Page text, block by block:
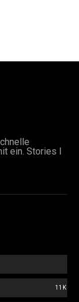
ein. Stories I
11K